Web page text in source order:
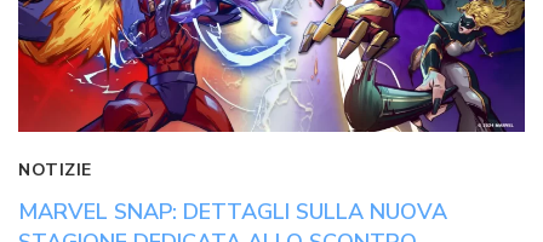
NOTIZIE
MARVEL SNAP: DETTAGLI SULLA NUOVA